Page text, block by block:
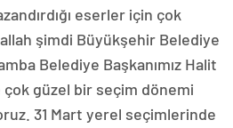
eserler için çok
şimdi Büyükşehir Belediye
Belediye Başkanımız Halit
güzel bir seçim dönemi
31 Mart yerel seçimlerinde